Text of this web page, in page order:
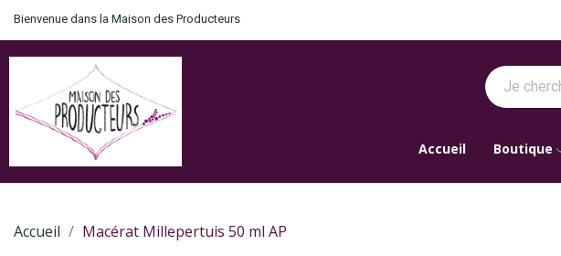
Bienvenue dans la Maison des Producteurs
Accueil Boutique
Accueil Macérat Millepertuis 50 ml AP